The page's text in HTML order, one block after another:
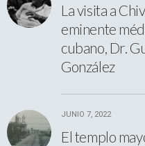
La visita a
eminente
cubano, Dr.
González
JUNIO 7, 2022
El templo